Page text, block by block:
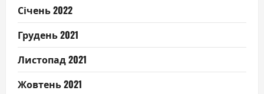
Січень 2022
Грудень 2021
Листопад 2021
Жовтень 2021